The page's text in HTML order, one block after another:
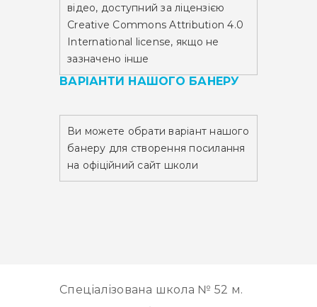
відео, доступний за ліцензією
Creative Commons Attribution 4.0
International license, якщо не
зазначено інше
ВАРІАНТИ НАШОГО БАНЕРУ
Ви можете обрати варіант нашого
банеру для створення посилання
на офіційний сайт школи
Спеціалізована школа № 52 м.